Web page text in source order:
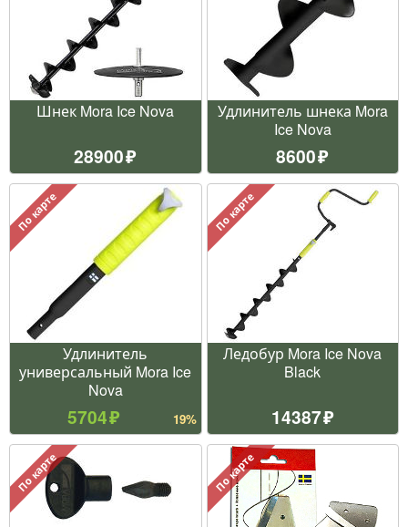
Шнек Mora Ice Nova
28900
Удлинитель шнека Mora
Ice Nova
8600
По карте
Удлинитель
универсальный Mora Ice
Nova
5704 19%
По карте
Ледобур Mora Ice Nova
Black
14387
По карте По карте